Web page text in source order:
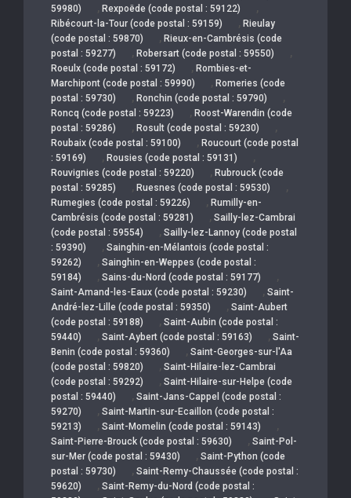
59980)
, Rexpoëde (code postal : 59122) ,
Ribécourt-la-Tour (code postal : 59159) , Rieulay
(code postal : 59870)
, Rieux-en-Cambrésis (code
postal : 59277)
, Robersart (code postal : 59550) ,
Roeulx (code postal : 59172) , Rombies-et-
Marchipont (code postal : 59990)
, Romeries (code
postal : 59730)
, Ronchin (code postal : 59790) ,
Roncq (code postal : 59223) , Roost-Warendin (code
postal : 59286)
, Rosult (code postal : 59230) ,
Roubaix (code postal : 59100) , Roucourt (code postal
: 59169)
, Rousies (code postal : 59131) ,
Rouvignies (code postal : 59220) , Rubrouck (code
postal : 59285)
, Ruesnes (code postal : 59530) ,
Rumegies (code postal : 59226) , Rumilly-en-
Cambrésis (code postal : 59281)
, Sailly-lez-Cambrai
(code postal : 59554)
, Sailly-lez-Lannoy (code postal
: 59390)
, Sainghin-en-Mélantois (code postal :
59262)
, Sainghin-en-Weppes (code postal :
59184)
, Sains-du-Nord (code postal : 59177) ,
Saint-Amand-les-Eaux (code postal : 59230) , Saint-
André-lez-Lille (code postal : 59350)
, Saint-Aubert
(code postal : 59188)
, Saint-Aubin (code postal :
59440)
, Saint-Aybert (code postal : 59163) , Saint-
Benin (code postal : 59360)
, Saint-Georges-sur-l'Aa
(code postal : 59820)
, Saint-Hilaire-lez-Cambrai
(code postal : 59292)
, Saint-Hilaire-sur-Helpe (code
postal : 59440)
, Saint-Jans-Cappel (code postal :
59270)
, Saint-Martin-sur-Ecaillon (code postal :
59213)
, Saint-Momelin (code postal : 59143) ,
Saint-Pierre-Brouck (code postal : 59630) , Saint-Pol-
sur-Mer (code postal : 59430)
, Saint-Python (code
postal : 59730)
, Saint-Remy-Chaussée (code postal :
59620)
, Saint-Remy-du-Nord (code postal :